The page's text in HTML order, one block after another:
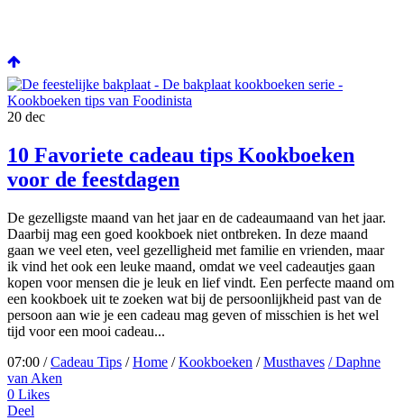
20 dec
10 Favoriete cadeau tips Kookboeken
voor de feestdagen
De gezelligste maand van het jaar en de cadeaumaand van het jaar.
Daarbij mag een goed kookboek niet ontbreken. In deze maand
gaan we veel eten, veel gezelligheid met familie en vrienden, maar
ik vind het ook een leuke maand, omdat we veel cadeautjes gaan
kopen voor mensen die je leuk en lief vindt. Een perfecte maand om
een kookboek uit te zoeken wat bij de persoonlijkheid past van de
persoon aan wie je een cadeau mag geven of misschien is het wel
tijd voor een mooi cadeau...
07:00 /Cadeau Tips /Home /Kookboeken /Musthaves / Daphne
van Aken
0 Likes
Deel